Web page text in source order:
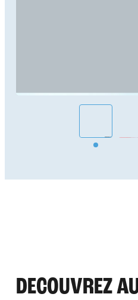
matériel de qualité. Nos
et d’un bref nettoyage si
DECOUVREZ